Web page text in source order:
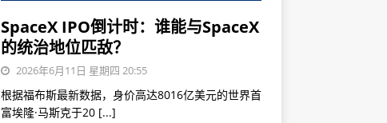
SpaceX IPO倒计时：谁能与SpaceX
的统治地位匹敌？
2026年6月11日 星期四 20:55
根据福布斯最新数据，身价高达8016亿美元的世界首
富埃隆·马斯克于20 [...]